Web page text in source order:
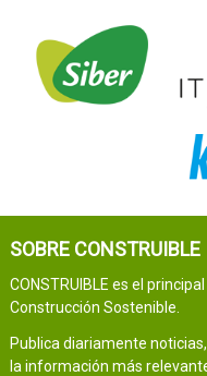
SOBRE CONSTRUIBLE
CONSTRUIBLE es el
Construcción Sostenible.
Publica diariamente
la información más